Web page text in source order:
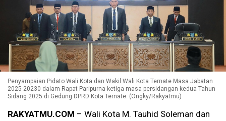
Penyampaian Pidato Wali Kota dan Wakil Wali Kota Ternate Masa Jabatan
2025-20230 dalam Rapat Paripurna ketiga masa persidangan kedua Tahun
Sidang 2025 di Gedung DPRD Kota Ternate. (Ongky/Rakyatmu)
RAKYATMU.COM – Wali Kota M. Tauhid Soleman dan